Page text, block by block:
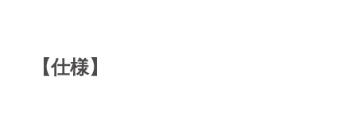
【仕様】